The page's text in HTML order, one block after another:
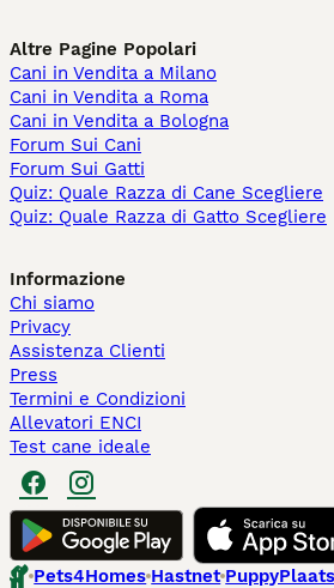
Altre Pagine Popolari
Cani in Vendita a Milano
Cani in Vendita a Roma
Cani in Vendita a Bologna
Forum Sui Cani
Forum Sui Gatti
Quiz: Quale Razza di Cane Scegliere
Quiz: Quale Razza di Gatto Scegliere
Informazione
Chi siamo
Privacy
Assistenza Clienti
Press
Termini e Condizioni
Allevatori ENCI
Test cane ideale
Pets4Homes Hastnet